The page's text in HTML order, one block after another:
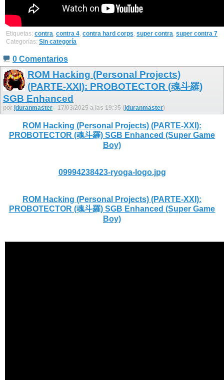
Etiquetas: contra, contra 4, contra hard corps, super contra, super contra 7
Categorías: Sin categoría
0 Comentarios
ROM Hacking (Personal Projects)
(PARTE-XXI): PROBOTECTOR (魂斗羅)
SGB Enhanced
por jduranmaster - 17/03/2025 a las 19:35 (jduranmaster)
ROM Hacking (Personal Projects) (PARTE-XXI):
PROBOTECTOR (魂斗羅) SGB Enhanced (Super Game
Boy)
09994238423-ryoga-logo.jpg
ROM Hacking (Personal Projects) (PARTE-XXI):
PROBOTECTOR (魂斗羅) SGB Enhanced (Super Game
Boy)